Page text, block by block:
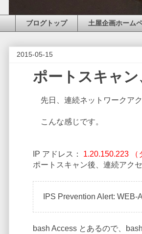
ブログトップ 土屋企画ホーム
2015-05-15
ポートスキャ
先日、連続ネットワークア
こんな感じです。
IP アドレス： 1.20.150.223 （
ポートスキャン後、連続アクセ
IPS Prevention Alert: WEB-
bash Access とあるので、